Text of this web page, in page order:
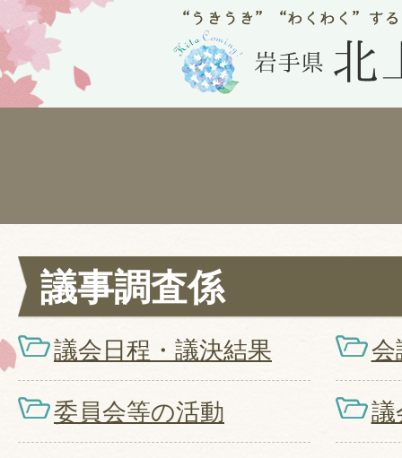
議事調査係
議会日程・議決結果 会
委員会等の活動 議